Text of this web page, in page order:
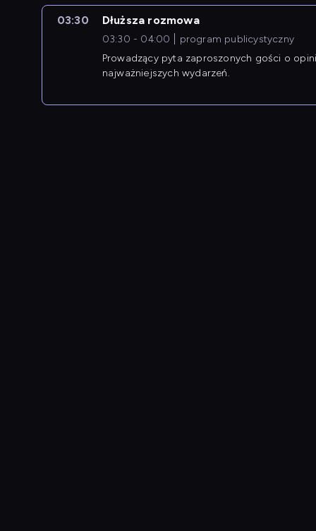
03:30 Dłuższa rozmowa
03:30 - 04:00
program publicystyczny
Prowadzący pyta zaproszonych gości o
najważniejszych wydarzeń.